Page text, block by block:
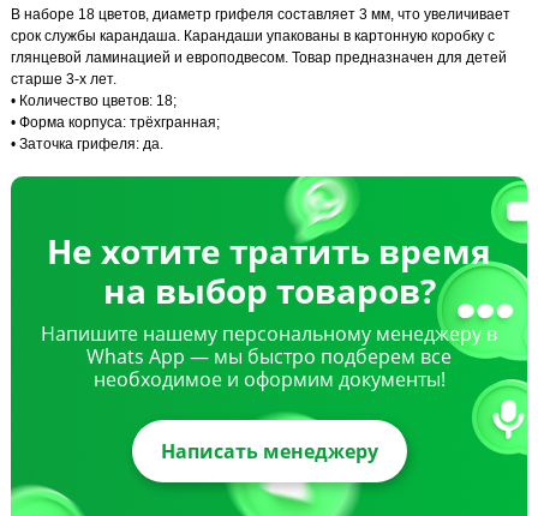
В наборе 18 цветов, диаметр грифеля составляет 3 мм, что увеличивает
срок службы карандаша. Карандаши упакованы в картонную коробку с
глянцевой ламинацией и европодвесом. Товар предназначен для детей
старше 3-х лет.
• Количество цветов: 18;
• Форма корпуса: трёхгранная;
• Заточка грифеля: да.
Не хотите тратить время
на выбор товаров?
Напишите нашему персональному менеджеру в
Whats App — мы быстро подберем все
необходимое и оформим документы!
Написать менеджеру